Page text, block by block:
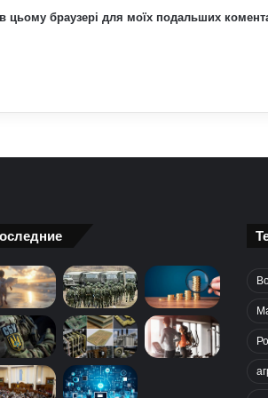
цьому браузері для моїх подальших